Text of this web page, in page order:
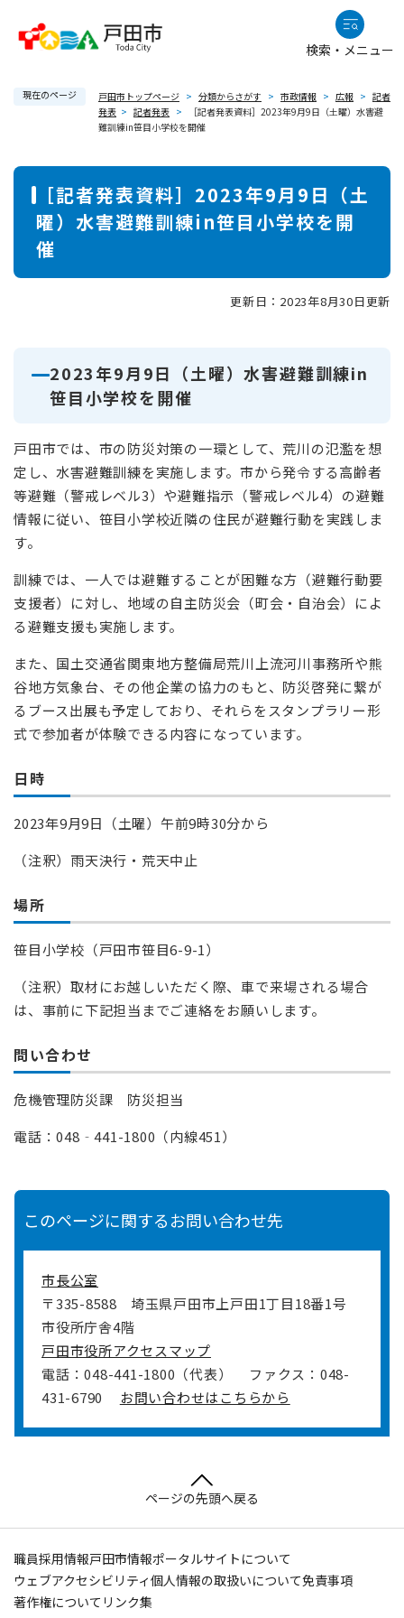
検索・メニュー
現在のページ 戸田市トップページ > 分類からさがす > 市政情報 > 広報 > 記者
発表 > 記者発表 >
［記者発表資料］2023年9月9日（土曜）水害避
難訓練in笹目小学校を開催
本
［記者発表資料］2023年9月9日（土
曜）水害避難訓練in笹目小学校を開
催
更新日：2023年8月30日更新
2023年9月9日（土曜）水害避難訓練in
笹目小学校を開催
戸田市では、市の防災対策の一環として、荒川の氾濫を想
定し、水害避難訓練を実施します。市から発令する高齢者
等避難（警戒レベル3）や避難指示（警戒レベル4）の避難
情報に従い、笹目小学校近隣の住民が避難行動を実践しま
す。
訓練では、一人では避難することが困難な方（避難行動要
支援者）に対し、地域の自主防災会（町会・自治会）によ
る避難支援も実施します。
また、国土交通省関東地方整備局荒川上流河川事務所や熊
谷地方気象台、その他企業の協力のもと、防災啓発に繋が
るブース出展も予定しており、それらをスタンプラリー形
式で参加者が体験できる内容になっています。
日時
2023年9月9日（土曜）午前9時30分から
（注釈）雨天決行・荒天中止
場所
笹目小学校（戸田市笹目6-9-1）
（注釈）取材にお越しいただく際、車で来場される場合
は、事前に下記担当までご連絡をお願いします。
問い合わせ
危機管理防災課 防災担当
電話：048‐441-1800（内線451）
このページに関するお問い合わせ先
市長公室
〒335-8588
埼玉県戸田市上戸田1丁目18番1号
市役所庁舎4階
戸田市役所アクセスマップ
電話：048-441-1800（代表）
ファクス：048-
431-6790
お問い合わせはこちらから
ページの先頭へ戻る
職員採用情報戸田市情報ポータルサイトについて
ウェブアクセシビリティ個人情報の取扱いについて免責事項
著作権について リンク集